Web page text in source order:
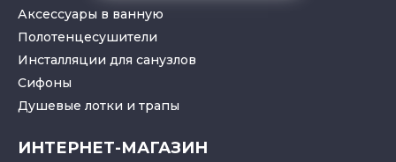
Аксессуары в ванную
Полотенцесушители
Инсталляции для санузлов
Cифоны
Душевые лотки и трапы
ИНТЕРНЕТ-МАГАЗИН